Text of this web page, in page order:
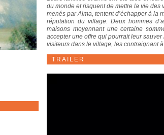
du monde et risquent de mettre la vie
menés par Alma, tentent d’échapper à la
réputation du village. Deux hommes
maisons moyennant une certaine
accepter une offre qui pourrait leur
visiteurs dans le village, les contraignant
TRAILER